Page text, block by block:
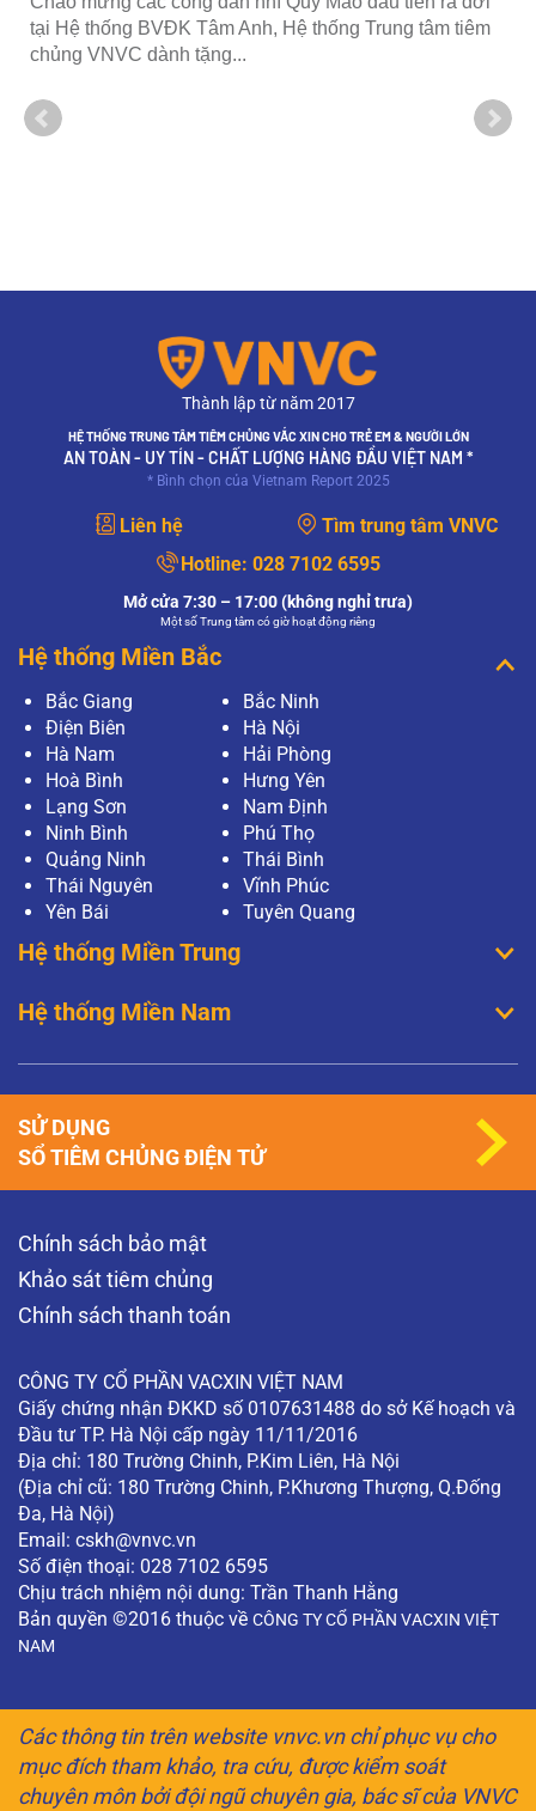
tại Hệ thống BVĐK Tâm Anh, Hệ thống Trung tâm tiêm
chủng VNVC dành tặng...
Thành lập từ năm 2017
HỆ THỐNG TRUNG TÂM TIÊM CHỦNG VẮC XIN CHO TRẺ EM & NGƯỜI LỚN
AN TOÀN - UY TÍN - CHẤT LƯỢNG HÀNG ĐẦU VIỆT NAM *
* Bình chọn của Vietnam Report 2025
Liên hệ
Tìm trung tâm VNVC
Hotline: 028 7102 6595
Mở cửa 7:30 – 17:00 (không nghỉ trưa)
Một số Trung tâm có giờ hoạt động riêng
Hệ thống Miền Bắc
Bắc Giang
Bắc Ninh
Điện Biên
Hà Nội
Hà Nam
Hải Phòng
Hoà Bình
Hưng Yên
Lạng Sơn
Nam Định
Ninh Bình
Phú Thọ
Quảng Ninh
Thái Bình
Thái Nguyên
Vĩnh Phúc
Yên Bái
Tuyên Quang
Hệ thống Miền Trung
Hệ thống Miền Nam
Chính sách bảo mật
Khảo sát tiêm chủng
Chính sách thanh toán
CÔNG TY CỔ PHẦN VACXIN VIỆT NAM
Giấy chứng nhận ĐKKD số 0107631488 do sở Kế hoạch và
Đầu tư TP. Hà Nội cấp ngày 11/11/2016
Địa chỉ: 180 Trường Chinh, P.Kim Liên, Hà Nội
(Địa chỉ cũ: 180 Trường Chinh, P.Khương Thượng, Q.Đống
Đa, Hà Nội)
Email: cskh@vnvc.vn
Số điện thoại: 028 7102 6595
Chịu trách nhiệm nội dung: Trần Thanh Hằng
Bản quyền ©2016 thuộc về CÔNG TY CỔ PHẦN VACXIN VIỆT
NAM
SỬ DỤNG
SỔ TIÊM CHỦNG ĐIỆN TỬ
Các thông tin trên website vnvc.vn chỉ phục vụ cho
mục đích tham khảo, tra cứu, được kiểm soát
chuyên môn bởi đội ngũ chuyên gia, bác sĩ của VNVC